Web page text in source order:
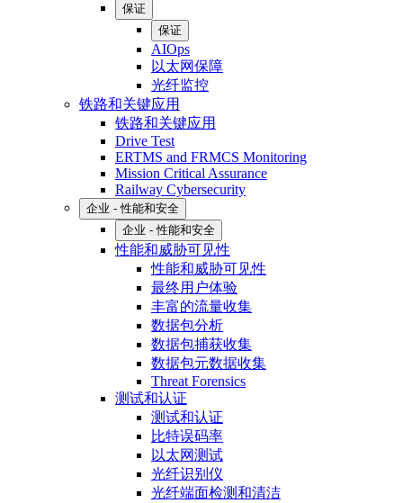
保证
保证
AIOps
以太网保障
光纤监控
铁路和关键应用
铁路和关键应用
Drive Test
ERTMS and FRMCS Monitoring
Mission Critical Assurance
Railway Cybersecurity
企业 - 性能和安全
企业 - 性能和安全
性能和威胁可见性
性能和威胁可见性
最终用户体验
丰富的流量收集
数据包分析
数据包捕获收集
数据包元数据收集
Threat Forensics
测试和认证
测试和认证
比特误码率
以太网测试
光纤识别仪
光纤端面检测和清洁